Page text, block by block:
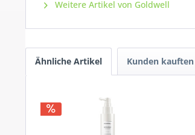
Weitere Artikel von Goldwell
Ähnliche Artikel Kunden